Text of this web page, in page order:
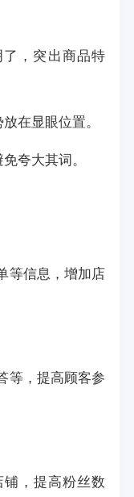
了，突出商品特
在显眼位置。
夸大其词。
等信息，增加店
等，提高顾客参
，提高粉丝数